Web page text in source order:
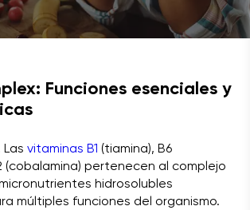
Funciones esenciales y
vitaminas B1 (tiamina), B6
(cobalamina) pertenecen al complejo
hidrosolubles
múltiples funciones del organismo.